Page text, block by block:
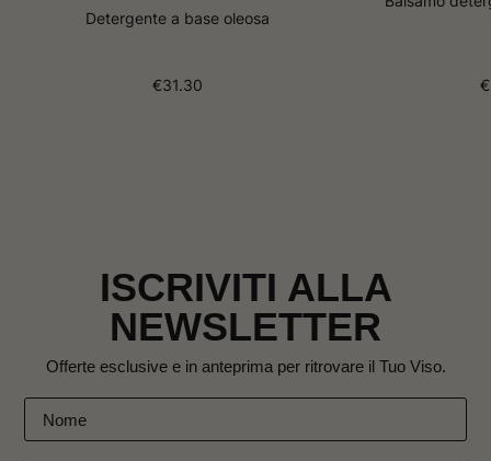
Detergente a base oleosa
€31.30 €
ISCRIVITI ALLA
NEWSLETTER
Offerte esclusive e in anteprima per ritrovare il Tuo Viso.